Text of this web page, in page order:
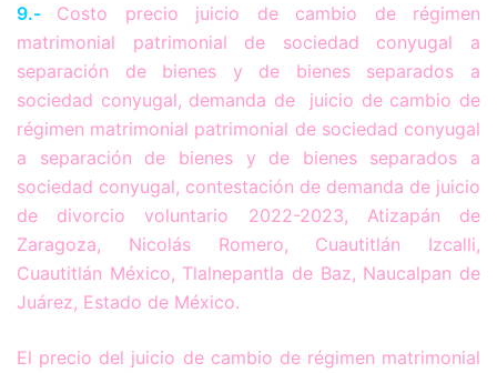
9.-
Costo precio juicio de cambio de régimen
matrimonial patrimonial de sociedad conyugal a
separación de bienes y de bienes separados a
sociedad conyugal, demanda de juicio de cambio de
régimen matrimonial patrimonial de sociedad conyugal
a separación de bienes y de bienes separados a
sociedad conyugal, contestación de demanda de juicio
de divorcio voluntario 2022-2023, Atizapán de
Zaragoza, Nicolás Romero, Cuautitlán Izcalli,
Cuautitlán México, Tlalnepantla de Baz, Naucalpan de
Juárez, Estado de México.
El precio del juicio de cambio de régimen matrimonial